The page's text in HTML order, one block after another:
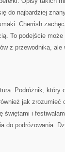
do najbardziej
Cherrish
To podejście
z przewodnika, ale
Podróżnik, który
jak zrozumieć
świętami i
do podróżowania.